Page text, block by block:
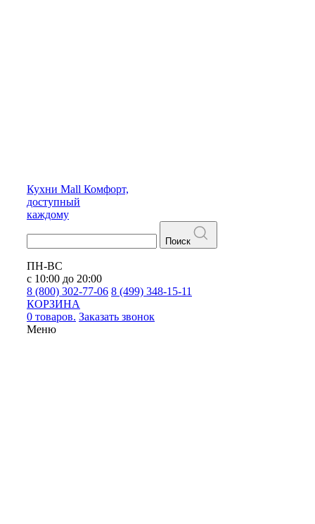
Кухни Mall Комфорт,
доступный
каждому
Поиск
ПН-ВС
с 10:00 до 20:00
8 (800) 302-77-06 8 (499) 348-15-11
КОРЗИНА
0 товаров. Заказать звонок
Меню